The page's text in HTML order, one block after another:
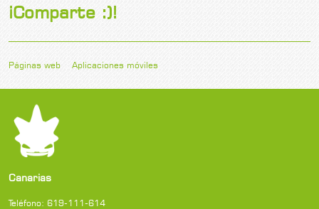
¡Comparte :)!
Páginas web Aplicaciones móviles
Canarias
Teléfono: 619-111-614